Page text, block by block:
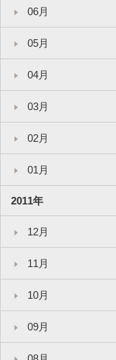
06月
05月
04月
03月
02月
01月
2011年
12月
11月
10月
09月